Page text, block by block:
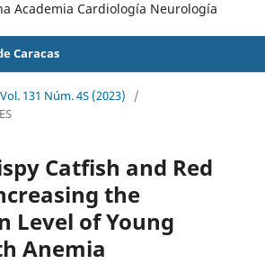
Academia Cardiología Neurología
Caracas
Vol. 131 Núm. 4S (2023)
/
Catfish and Red
the
Level of Young
Anemia